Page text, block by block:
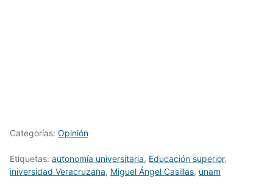
Categorías: Opinión
Etiquetas: autonomía universitaria, Educación superior,
iniversidad Veracruzana, Miguel Ángel Casillas, unam